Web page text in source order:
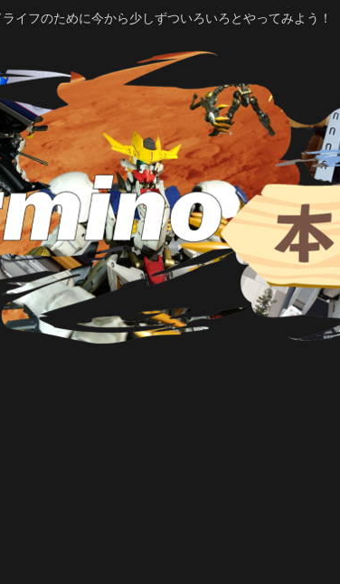
イフのために今から少しずついろいろとやってみよう！